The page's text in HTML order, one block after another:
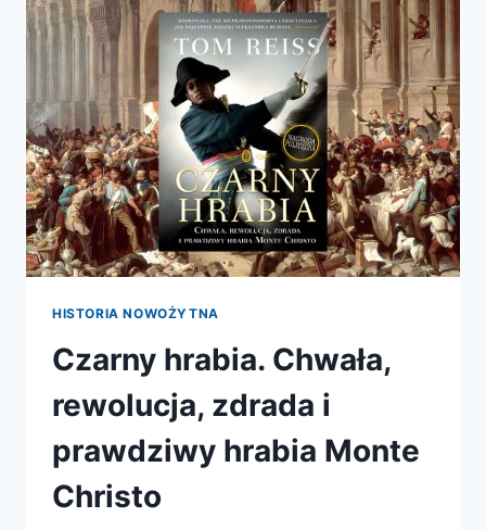
KOSZTUJE
TWOJA
KAWA?
HISTORIA NOWOŻYTNA
Czarny hrabia. Chwała,
rewolucja, zdrada i
prawdziwy hrabia Monte
Christo